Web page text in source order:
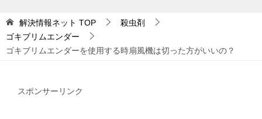
解決情報ネット TOP
殺虫剤
ゴキブリムエンダー
ゴキブリムエンダーを使用する時扇風機は切った方がいいの？
スポンサーリンク